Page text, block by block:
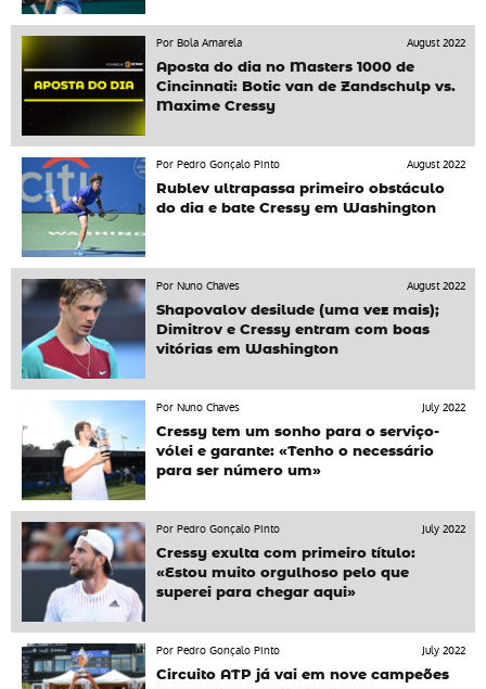
Por Bola Amarela
August 2022
Aposta do dia no Masters 1000 de
Cincinnati: Botic van de Zandschulp vs.
Maxime Cressy
Por Pedro Gonçalo Pinto
August 2022
Rublev ultrapassa primeiro obstáculo
do dia e bate Cressy em Washington
Por Nuno Chaves
August 2022
Shapovalov desilude (uma vez mais);
Dimitrov e Cressy entram com boas
vitórias em Washington
Por Nuno Chaves
July 2022
Cressy tem um sonho para o serviço-
vólei e garante: «Tenho o necessário
para ser número um»
Por Pedro Gonçalo Pinto
July 2022
Cressy exulta com primeiro título:
«Estou muito orgulhoso pelo que
superei para chegar aqui»
Por Pedro Gonçalo Pinto
July 2022
Circuito ATP já vai em nove campeões